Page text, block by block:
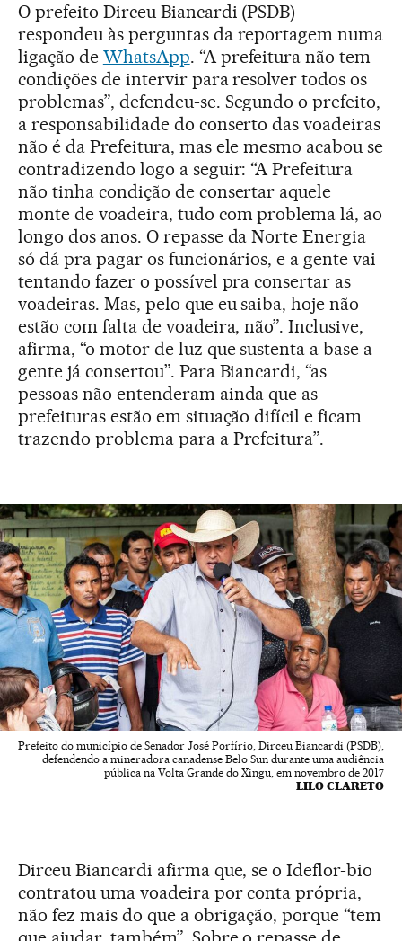
O prefeito Dirceu Biancardi (PSDB)
respondeu às perguntas da reportagem numa
ligação de WhatsApp. “A prefeitura não tem
condições de intervir para resolver todos os
problemas”, defendeu-se. Segundo o prefeito,
a responsabilidade do conserto das voadeiras
não é da Prefeitura, mas ele mesmo acabou se
contradizendo logo a seguir: “A Prefeitura
não tinha condição de consertar aquele
monte de voadeira, tudo com problema lá, ao
longo dos anos. O repasse da Norte Energia
só dá pra pagar os funcionários, e a gente vai
tentando fazer o possível pra consertar as
voadeiras. Mas, pelo que eu saiba, hoje não
estão com falta de voadeira, não”. Inclusive,
afirma, “o motor de luz que sustenta a base a
gente já consertou”. Para Biancardi, “as
pessoas não entenderam ainda que as
prefeituras estão em situação difícil e ficam
trazendo problema para a Prefeitura”.
Prefeito do município de Senador José Porfírio, Dirceu Biancardi (PSDB),
defendendo a mineradora canadense Belo Sun durante uma audiência
pública na Volta Grande do Xingu, em novembro de 2017
LILO CLARETO
Dirceu Biancardi afirma que, se o Ideflor-bio
contratou uma voadeira por conta própria,
não fez mais do que a obrigação, porque “tem